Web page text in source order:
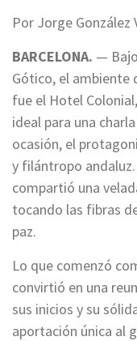
Por Jorge González
BARCELONA. —
Gótico, el ambiente
fue el Hotel
ideal para una
ocasión, el
y filántropo
compartió una
tocando las fibras
paz.
Lo que comenzó
convirtió en una
sus inicios y su
aportación única al